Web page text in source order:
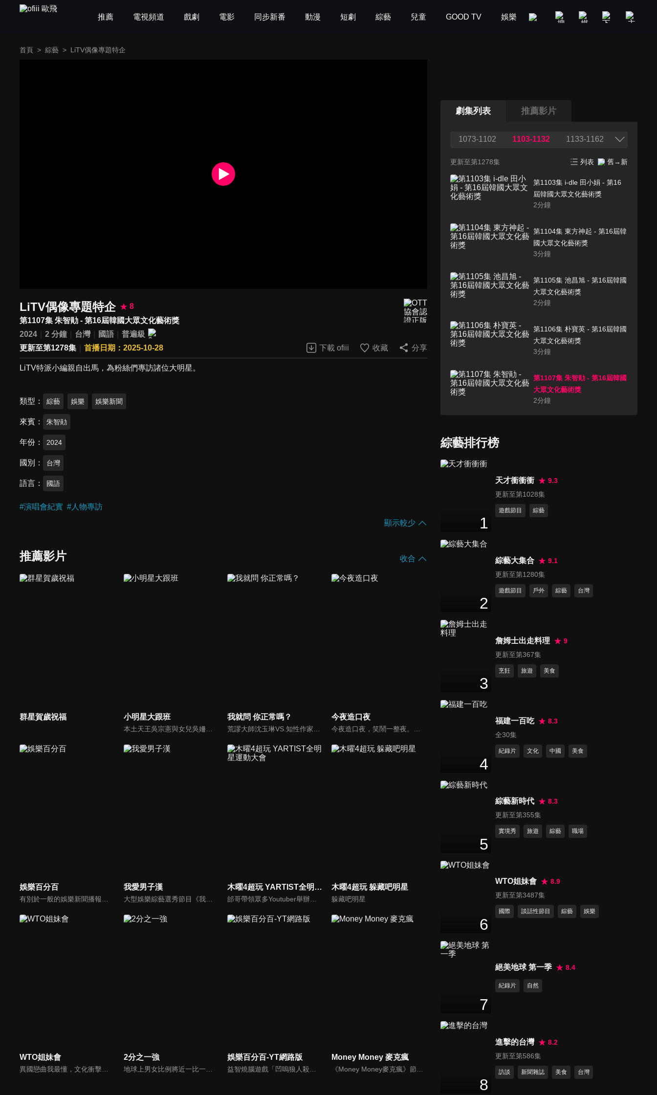
推薦 電視頻道 戲劇 電影 同步新番 動漫 短劇 綜藝 兒童 GOOD TV 娛樂 美食旅遊 新聞政論
首頁 > 綜藝 > LiTV偶像專題特企
LiTV偶像專題特企
8
第1107集 朱智勛 - 第16屆韓國大眾文化藝術獎
2024
2 分鐘 台灣 國語
普遍級
更新至第1278集
首播日期：2025-10-28 下載 ofiii 收藏 分享
LiTV特派小編親自出馬，為粉絲們專訪諸位大明星。
類型 綜藝 娛樂 娛樂新聞
來賓 朱智勛
年份 2024
國別 台灣
語言 國語
#演唱會紀實 #人物專訪
顯示較少
推薦影片 收合
群星賀歲祝福 小明星大跟班
本土天王吳宗憲與女兒吳姍儒（Sandy）搭檔主持，每集邀請來賓暢談演藝圈大小事，父女檔聯手笑果十足，老梗搭上新世代，最新組合強勢登場！
我就問 你正常嗎？ 今夜造口夜
娛樂百分百 我愛男子漢
大型娛樂綜藝選秀節目《我愛男子漢》強勢登場！打造全新華語男子團體！各個參賽者無不卯足全力，使出看家本領只為登上夢想殿堂！為了擄獲評審芳心，哪些參賽者會使出意想不到的絕招呢？獨家精彩內容搶先看，想知道有什麼大來賓大駕光臨？想知道有那些爆笑互動內容？
木曜4超玩 YARTIST全明星運動大會 木曜4超玩 躲藏吧明星
躲藏吧明星
WTO姐妹會
異國戀曲我最懂，文化衝擊大不同！到底新住民怎麼看台灣？讓我們與主持人和來自世界各地的外國朋友，一起聊聊不同國家文化差異、衝擊、風俗、語言學習經驗、婚姻生活等。
2分之一強
地球上男女比例將近一比一，也就是有二分之一的女人。我們認為新世代的女人不論在能力、經濟、教育、工作上都不輸男人，這些獨立自主的女人早已撐起半邊天，她們有自己的價值觀和感情觀，我們稱她們是『二分之一強』。
娛樂百分百-YT網路版
益智燒腦遊戲「凹嗚狼人殺」激發你的邏輯推理能力，偶像巨星雲集，全球娛樂資訊，一手掌握不脫節！2025全新升級改版，盡在《娛樂百分百-YT網路版》！
Money Money 麥克瘋
《Money Money麥克瘋》節目強調不比音準、不比音色，也不比外型、外貌、氣質、長相等如何，只強調只要歌詞記得牢，就可以參加比賽。
劇集列表 推薦影片
1073-1102 1103-1132 1133-1162
更新至第1278集 列表 舊→新
第1103集 i-dle 田小娟 - 第16
屆韓國大眾文化藝術獎
2分鐘
第1104集 東方神起 - 第16屆韓
國大眾文化藝術獎
3分鐘
第1105集 池昌旭 - 第16屆韓國
大眾文化藝術獎
2分鐘
第1106集 朴寶英 - 第16屆韓國
大眾文化藝術獎
3分鐘
第1107集 朱智勛 - 第16屆韓國
大眾文化藝術獎
2分鐘
第1109集 李洙赫 - 2025台北
3分鐘
第1111集 《左撇子女孩》黃鐙
24 分鐘
37分鐘
第1113集 臺鋼雄鷹Wing Stars
第1114集 池昌旭,都敬秀,李光
第1116集 《天才衝衝衝》金鐘
60入圍記者會媒體聯訪完整版
錫辰,李信盈來台宣傳記者會完
第1118集 泰劇《心跳節拍》
第1119集 臺鋼雄鷹Wing Stars
23
第1121集 舒華《鑑定師》Talk
Concert 嘉賓 孝淵
綜藝排行榜
1
天才衝衝衝
9.3
更新至第1028集
遊戲節目 綜藝
2
綜藝大集合
9.1
更新至第1280集
遊戲節目 戶外 綜藝 台灣
3
詹姆士出走料理
9
更新至第367集
烹飪 旅遊 美食
4
福建一百吃
8.3
全30集
紀錄片 文化 中國 美食
5
綜藝新時代
8.3
更新至第355集
實境秀 旅遊 綜藝 職場
6
WTO姐妹會
8.9
更新至第3487集
國際 談話性節目 綜藝 娛樂
7
絕美地球 第一季 8.4
紀錄片 自然
8
進擊的台灣
8.2
更新至第586集
訪談 新聞雜誌 美食 台灣